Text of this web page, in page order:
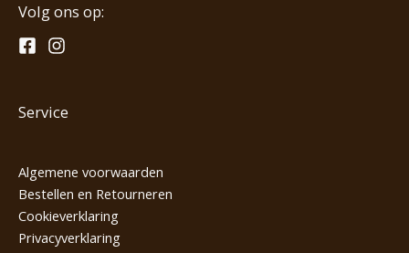
Volg ons op:
Service
Algemene voorwaarden
Bestellen en Retourneren
Cookieverklaring
Privacyverklaring